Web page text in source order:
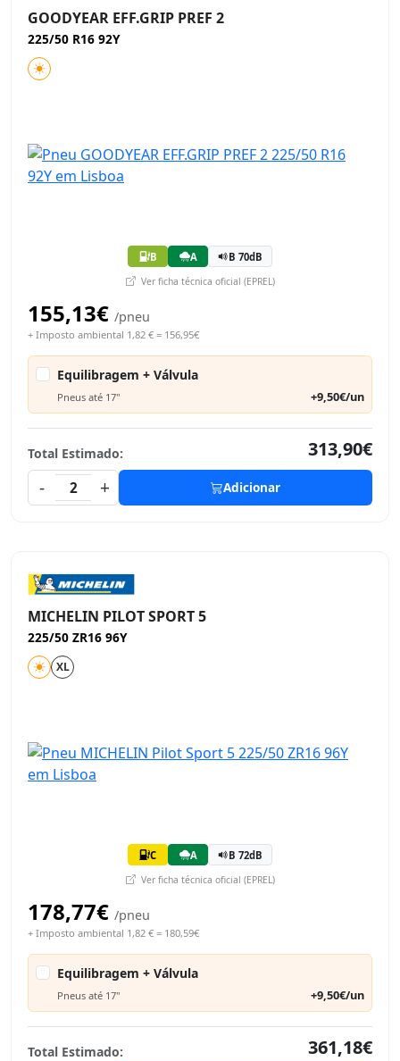
GOODYEAR EFF.GRIP PREF 2
225/50 R16 92Y
B A B 70dB
Ver ficha técnica oficial (EPREL)
155,13€ /pneu
+ Imposto ambiental 1,82 € = 156,95€
Equilibragem + Válvula
Pneus até 17" +9,50€/un
Total Estimado:
313,90€
-
2 + Adicionar
MICHELIN PILOT SPORT 5
225/50 ZR16 96Y
XL
C A B 72dB
Ver ficha técnica oficial (EPREL)
178,77€ /pneu
+ Imposto ambiental 1,82 € = 180,59€
Equilibragem + Válvula
Pneus até 17" +9,50€/un
Total Estimado:
361,18€